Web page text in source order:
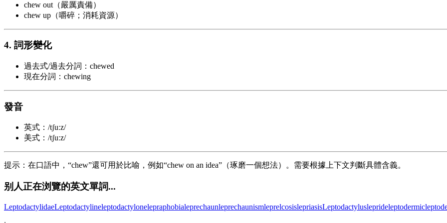
chew out（嚴厲責備）
chew up（嚼碎；消耗資源）
4. 詞形變化
過去式/過去分詞：chewed
現在分詞：chewing
發音
英式：/tʃuːz/
美式：/tʃuːz/
提示：在口語中，“chew”還可用於比喻，例如“chew on an idea”（琢磨一個想法）。需要根據上下文判斷具體含義。
别人正在浏覽的英文單詞...
LeptodactylidaeLeptodactylineleptodactylonelepraphobialeprechaunleprechaunismleprelcosislepriasisLeptodactylusleprideleptodermic